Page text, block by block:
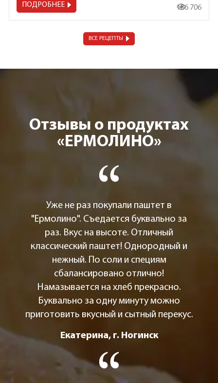
ПОДРОБНЕЕ 186 706
ВСЕ РЕЦЕПТЫ
Отзывы о продуктах
«ЕРМОЛИНО»
Уже не раз покупали паштет в
"Ермолино". Съедается буквально за
раз. Вкус на высоте. Отличный
классический паштет! Однородный и
нежный. По соли и специям
сбалансировано отлично!
Намазывается на хлеб прекрасно.
Буквально за одну минуту можно
приготовить вкусный и сытный перекус.
Екатерина, г. Ногинск